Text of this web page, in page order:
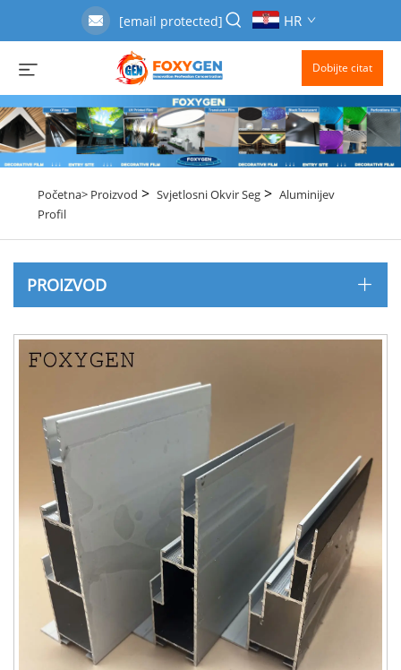
[email protected] HR
Dobijte citat
Početna> Proizvod > Svjetlosni Okvir Seg> Aluminijev
Profil
PROIZVOD